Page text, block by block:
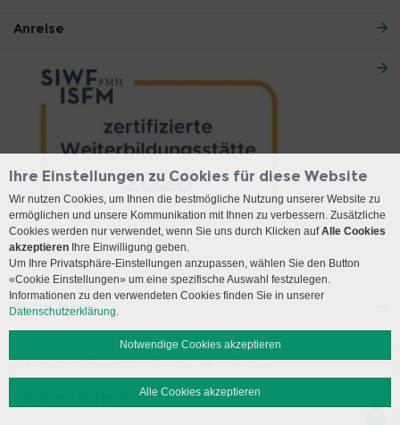
Anreise
Social Media
Impressum Disclaimer Datenschutz Sitemap
Ihre Einstellungen zu Cookies für diese Website
Wir nutzen Cookies, um Ihnen die bestmögliche Nutzung unserer Website zu
ermöglichen und unsere Kommunikation mit Ihnen zu verbessern. Zusätzliche
Cookies werden nur verwendet, wenn Sie uns durch Klicken aufAlle Cookies
akzeptieren Ihre Einwilligung geben.
Um Ihre Privatsphäre-Einstellungen anzupassen, wählen Sie den Button
«Cookie Einstellungen» um eine spezifische Auswahl festzulegen.
Informationen zu den verwendeten Cookies finden Sie in unserer
Datenschutzerklärung.
Notwendige Cookies akzeptieren
Alle Cookies akzeptieren